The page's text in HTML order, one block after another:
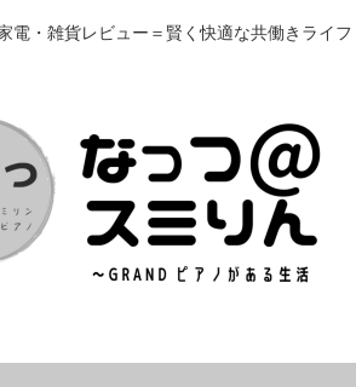
電・雑貨レビュー＝賢く快適な共働きライフ